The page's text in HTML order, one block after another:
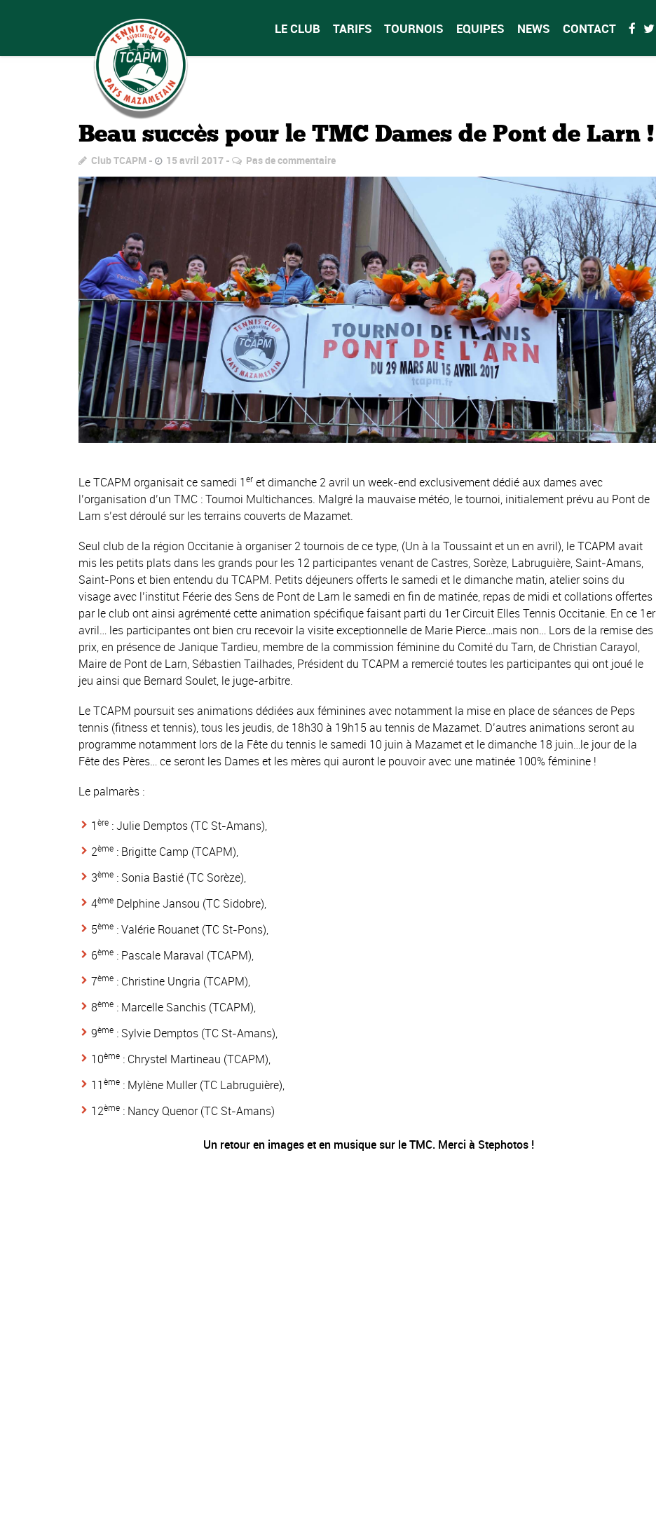
LE CLUB TARIFS TOURNOIS EQUIPES NEWS CONTACT
Beau succès pour le TMC Dames de Pont de Larn !
Club TCAPM 15 avril 2017 Pas de commentaire
Le TCAPM organisait ce samedi 1er et dimanche 2 avril un week-end exclusivement dédié aux dames avec
l’organisation d’un TMC : Tournoi Multichances. Malgré la mauvaise météo, le tournoi, initialement prévu au Pont de
Larn s’est déroulé sur les terrains couverts de Mazamet.
Seul club de la région Occitanie à organiser 2 tournois de ce type, (Un à la Toussaint et un en avril), le TCAPM avait
mis les petits plats dans les grands pour les 12 participantes venant de Castres, Sorèze, Labruguière, Saint-Amans,
Saint-Pons et bien entendu du TCAPM. Petits déjeuners offerts le samedi et le dimanche matin, atelier soins du
visage avec l’institut Féerie des Sens de Pont de Larn le samedi en fin de matinée, repas de midi et collations offertes
par le club ont ainsi agrémenté cette animation spécifique faisant parti du 1er Circuit Elles Tennis Occitanie. En ce 1er
avril… les participantes ont bien cru recevoir la visite exceptionnelle de Marie Pierce…mais non… Lors de la remise des
prix, en présence de Janique Tardieu, membre de la commission féminine du Comité du Tarn, de Christian Carayol,
Maire de Pont de Larn, Sébastien Tailhades, Président du TCAPM a remercié toutes les participantes qui ont joué le
jeu ainsi que Bernard Soulet, le juge-arbitre.
Le TCAPM poursuit ses animations dédiées aux féminines avec notamment la mise en place de séances de Peps
tennis (fitness et tennis), tous les jeudis, de 18h30 à 19h15 au tennis de Mazamet. D’autres animations seront au
programme notamment lors de la Fête du tennis le samedi 10 juin à Mazamet et le dimanche 18 juin…le jour de la
Fête des Pères… ce seront les Dames et les mères qui auront le pouvoir avec une matinée 100% féminine !
Le palmarès :
1ère : Julie Demptos (TC St-Amans),
2ème : Brigitte Camp (TCAPM),
3ème : Sonia Bastié (TC Sorèze),
4ème Delphine Jansou (TC Sidobre),
5ème : Valérie Rouanet (TC St-Pons),
6ème : Pascale Maraval (TCAPM),
7ème : Christine Ungria (TCAPM),
8ème : Marcelle Sanchis (TCAPM),
9ème : Sylvie Demptos (TC St-Amans),
10ème : Chrystel Martineau (TCAPM),
11ème : Mylène Muller (TC Labruguière),
12ème : Nancy Quenor (TC St-Amans)
Un retour en images et en musique sur le TMC. Merci à Stephotos !